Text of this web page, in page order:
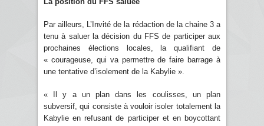
Par ailleurs, L’Invité de la rédaction de la chaine 3 a
tenu à saluer la décision du FFS de participer aux
prochaines élections locales, la qualifiant de
« courageuse, qui va permettre de faire barrage à
une tentative d’isolement de la Kabylie ».
« Il y a un plan dans les coulisses, un plan
subversif, qui consiste à vouloir isoler totalement la
Kabylie en refusant de participer et en boycottant